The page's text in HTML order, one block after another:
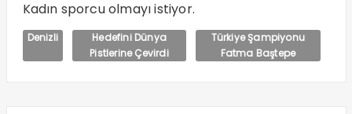
Kadın sporcu olmayı istiyor.
Denizli
Hedefini Dünya
Pistlerine Çevirdi
Türkiye Şampiyonu
Fatma Baştepe